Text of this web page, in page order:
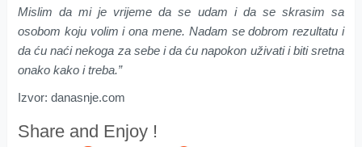
Mislim da mi je vrijeme da se udam i da se skrasim sa
osobom koju volim i ona mene. Nadam se dobrom rezultatu i
da ću naći nekoga za sebe i da ću napokon uživati i biti sretna
onako kako i treba.”
Izvor: danasnje.com
Share and Enjoy !